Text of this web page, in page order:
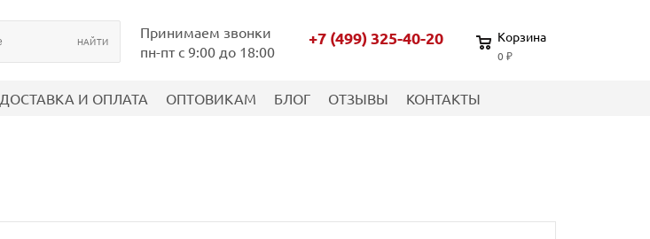
Принимаем звонки
пн-пт с 9:00 до 18:00
+7 (499) 325-40-20 Корзина
0 ₽
ДОСТАВКА И ОПЛАТА ОПТОВИКАМ БЛОГ ОТЗЫВЫ КОНТАКТЫ